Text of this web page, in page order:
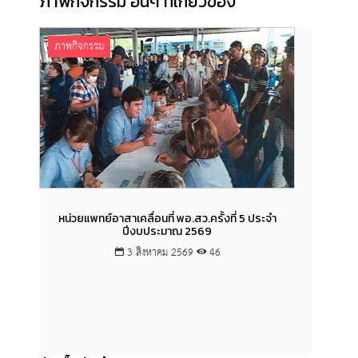
ภาพกิจกรรม
หน่วยแพทย์อาสาเคลื่อนที่ พอ.สว.ครั้งที่ 5 ประจำ
ปีงบประมาณ 2569
3 สิงหาคม 2569 46